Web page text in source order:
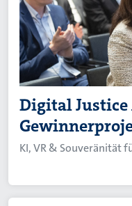
Digital Justice
KI, VR & Souveränität